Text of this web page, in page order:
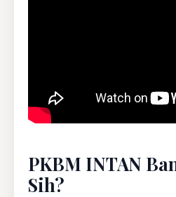
PKBM INTAN
Sih?